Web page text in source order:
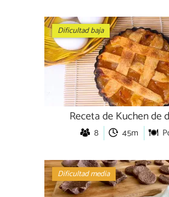
Dificultad baja
Receta de Kuchen de
8 45m
Dificultad media